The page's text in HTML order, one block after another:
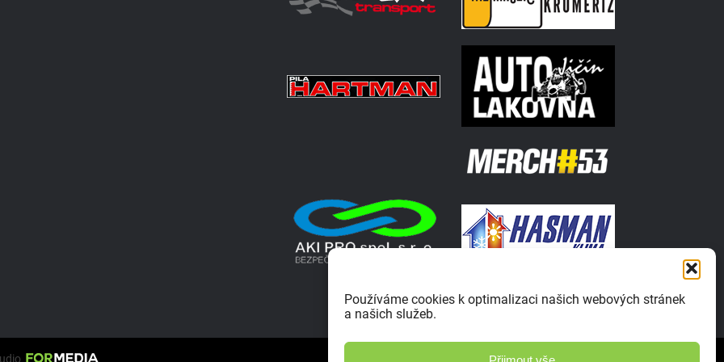
Používáme cookies k optimalizaci našich webových stránek
a našich služeb.
Zásady ochrany osobních údajů